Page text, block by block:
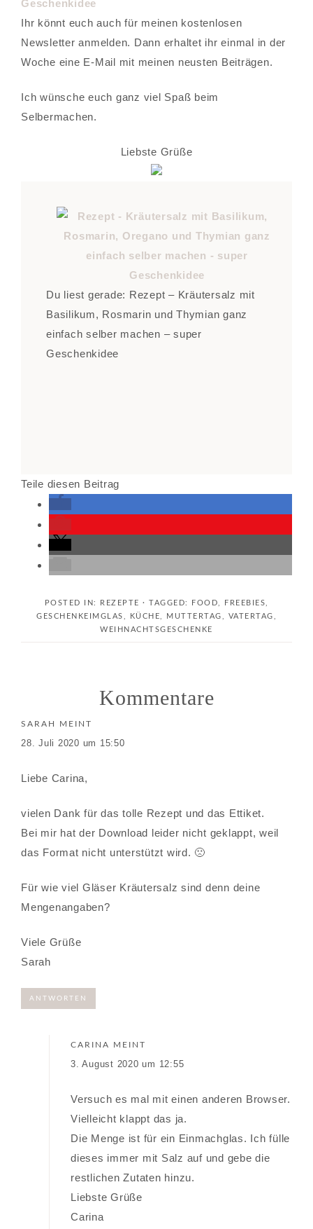
Ihr könnt euch auch für meinen kostenlosen
Newsletter anmelden. Dann erhaltet ihr einmal in der
Woche eine E-Mail mit meinen neusten Beiträgen.
Ich wünsche euch ganz viel Spaß beim
Selbermachen.
Liebste Grüße
Du liest gerade: Rezept – Kräutersalz mit
Basilikum, Rosmarin und Thymian ganz
einfach selber machen – super
Geschenkidee
Teile diesen Beitrag
POSTED IN: REZEPTE · TAGGED: FOOD FREEBIES
GESCHENKEIMGLAS
KÜCHE MUTTERTAG VATERTAG
WEIHNACHTSGESCHENKE
Kommentare
SARAH MEINT
28. Juli 2020 um 15:50
Liebe Carina,
vielen Dank für das tolle Rezept und das Ettiket.
Bei mir hat der Download leider nicht geklappt, weil
das Format nicht unterstützt wird. 🙁
Für wie viel Gläser Kräutersalz sind denn deine
Mengenangaben?
Viele Grüße
Sarah
ANTWORTEN
CARINA MEINT
3. August 2020 um 12:55
Versuch es mal mit einen anderen Browser.
Vielleicht klappt das ja.
Die Menge ist für ein Einmachglas. Ich fülle
dieses immer mit Salz auf und gebe die
restlichen Zutaten hinzu.
Liebste Grüße
Carina